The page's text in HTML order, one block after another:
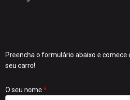
Preencha o formulário abaixo e comece
seu carro!
O seu nome *